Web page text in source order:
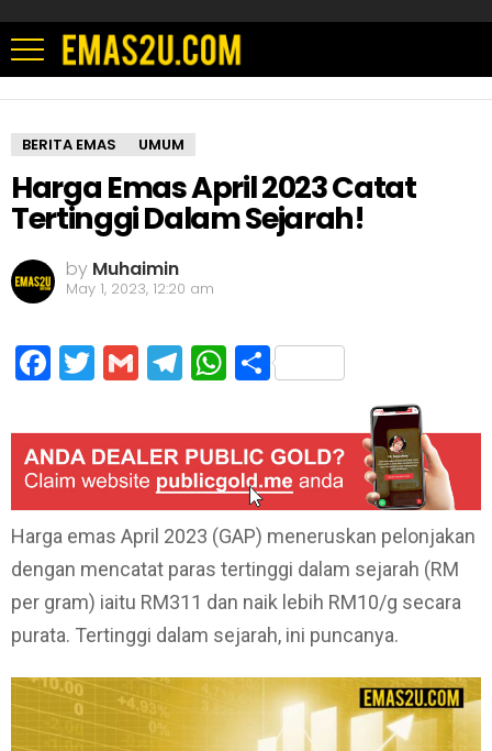
BERITA EMAS UMUM
Harga Emas April 2023 Catat
Tertinggi Dalam Sejarah!
by Muhaimin
May 1, 2023, 12:20 am
Facebook
Twitter
GmailTelegram
WhatsApp
Share
Harga emas April 2023 (GAP) meneruskan pelonjakan
dengan mencatat paras tertinggi dalam sejarah (RM
per gram) iaitu RM311 dan naik lebih RM10/g secara
purata. Tertinggi dalam sejarah, ini puncanya.